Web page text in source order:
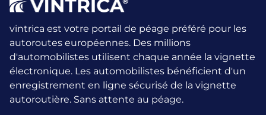
vintrica est votre portail de péage préféré pour les
autoroutes européennes. Des millions
d'automobilistes utilisent chaque année la vignette
électronique. Les automobilistes bénéficient d'un
enregistrement en ligne sécurisé de la vignette
autoroutière. Sans attente au péage.